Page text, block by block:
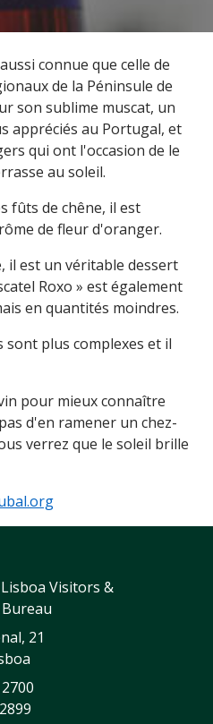
connue que celle de
de la Péninsule de
son sublime muscat, un
appréciés au Portugal, et
qui ont l'occasion de le
au soleil.
fûts de chêne, il est
de fleur d'oranger.
il est un véritable dessert
Roxo » est également
en quantités moindres.
sont plus complexes et il
pour mieux connaître
d'en ramener un chez-
verrez que le soleil brille
Visitors &
21